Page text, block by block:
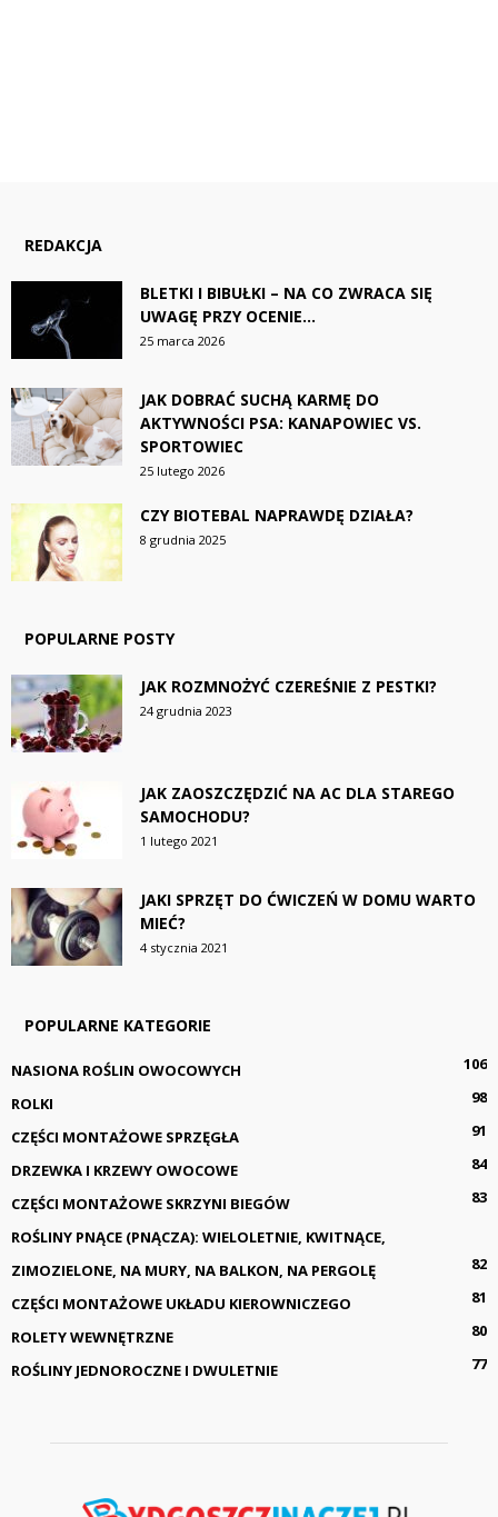
REDAKCJA
BLETKI I BIBUŁKI – NA CO ZWRACA SIĘ
UWAGĘ PRZY OCENIE...
25 marca 2026
JAK DOBRAĆ SUCHĄ KARMĘ DO
AKTYWNOŚCI PSA: KANAPOWIEC VS.
SPORTOWIEC
25 lutego 2026
CZY BIOTEBAL NAPRAWDĘ DZIAŁA?
8 grudnia 2025
POPULARNE POSTY
JAK ROZMNOŻYĆ CZEREŚNIE Z PESTKI?
24 grudnia 2023
JAK ZAOSZCZĘDZIĆ NA AC DLA STAREGO
SAMOCHODU?
1 lutego 2021
JAKI SPRZĘT DO ĆWICZEŃ W DOMU WARTO
MIEĆ?
4 stycznia 2021
POPULARNE KATEGORIE
NASIONA ROŚLIN OWOCOWYCH
106
ROLKI
98
CZĘŚCI MONTAŻOWE SPRZĘGŁA
91
DRZEWKA I KRZEWY OWOCOWE
84
CZĘŚCI MONTAŻOWE SKRZYNI BIEGÓW
83
ROŚLINY PNĄCE (PNĄCZA): WIELOLETNIE, KWITNĄCE,
ZIMOZIELONE, NA MURY, NA BALKON, NA PERGOLĘ
82
CZĘŚCI MONTAŻOWE UKŁADU KIEROWNICZEGO
81
ROLETY WEWNĘTRZNE
80
ROŚLINY JEDNOROCZNE I DWULETNIE
77